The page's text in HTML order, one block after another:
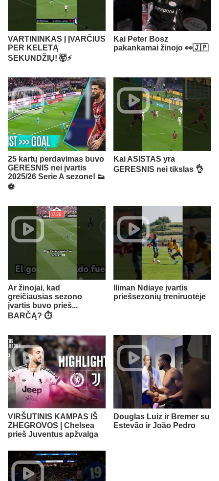
VARTININKAS Į ĮVARČIUS
PER KELETĄ
SEKUNDŽIŲ! 🤯⚡️
Kai Peter Bosz
pakankamai žinojo 👀🇯🇵
25 kartų perdavimas buvo
GERESNIS nei įvartis
2025/26 Serie A sezone! 👟
⚽
Kai ASISTAS yra
GERESNIS nei tikslas 👌
Ar žinojai, kad
greičiausias sezono
įvartis buvo prieš...
BARČĄ? ⏱️
Iliman Ndiaye įvartis
priešsezonių treniruotėje
VIRŠUTINIS KAMPAS IŠ
ZHEGROVOS | Chelsea
prieš Juventus apžvalga
Douglas Luiz ir Bremer su
Estevão ir João Pedro